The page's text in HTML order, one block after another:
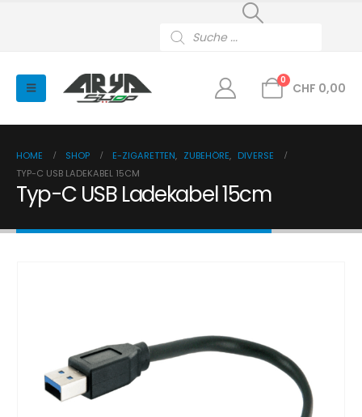
search
0
CHF 0,00
HOME SHOP E-ZIGARETTEN, ZUBEHÖRE, DIVERSE
TYP-C USB LADEKABEL 15CM
Typ-C USB Ladekabel 15cm